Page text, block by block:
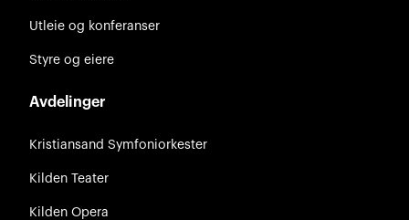
Utleie og konferanser
Styre og eiere
Avdelinger
Kristiansand Symfoniorkester
Kilden Teater
Kilden Opera